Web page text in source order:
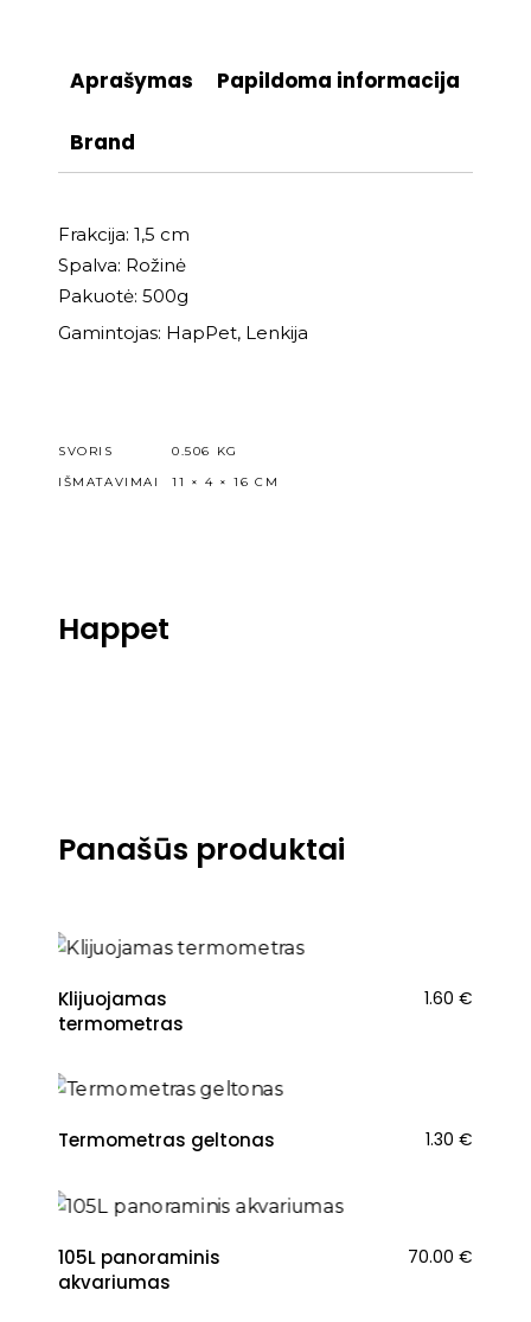
Aprašymas Papildoma informacija
Brand
Frakcija: 1,5 cm
Spalva: Rožinė
Pakuotė: 500g
Gamintojas: HapPet, Lenkija
SVORIS
0.506 KG
IŠMATAVIMAI
11 × 4 × 16 CM
Happet
Panašūs produktai
Klijuojamas
termometras
1.60 €
Termometras geltonas 1.30 €
105L panoraminis
akvariumas
70.00 €